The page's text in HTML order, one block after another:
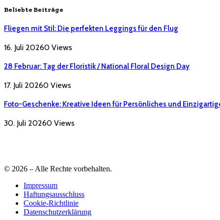
Beliebte Beiträge
Fliegen mit Stil: Die perfekten Leggings für den Flug
16. Juli 20260 Views
28 Februar: Tag der Floristik / National Floral Design Day
17. Juli 20260 Views
Foto-Geschenke: Kreative Ideen für Persönliches und
30. Juli 20260 Views
© 2026 – Alle Rechte vorbehalten.
Impressum
Haftungsausschluss
Cookie-Richtlinie
Datenschutzerklärung